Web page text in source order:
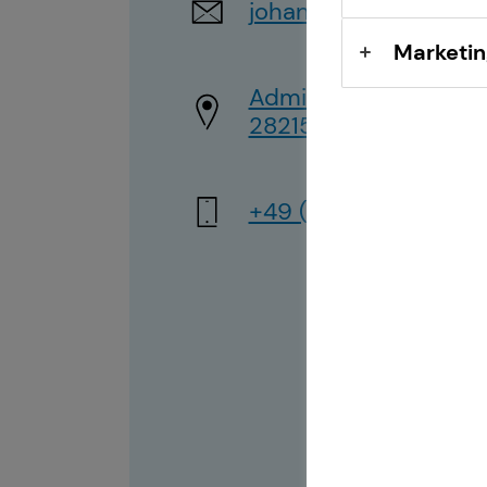
Admiralstr. 96
28215 Bremen
+49 (176) 23892835